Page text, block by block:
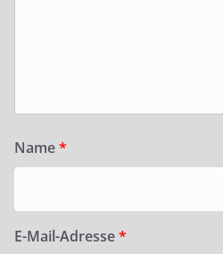
Name*
E-Mail-Adresse*